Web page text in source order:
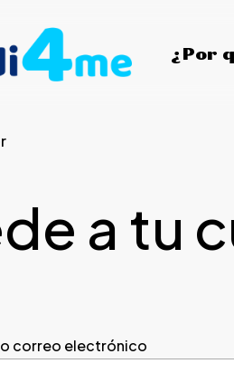
¿Por
a tu
o correo electrónico